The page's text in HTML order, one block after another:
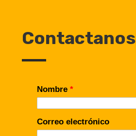
Contactanos
Nombre *
Correo electrónico